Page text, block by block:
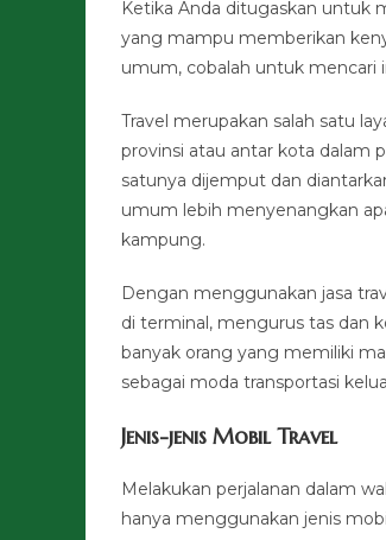
Ketika Anda ditugaskan untuk
yang mampu memberikan
umum, cobalah untuk mencari
Travel merupakan salah satu
provinsi atau antar kota dalam
satunya dijemput dan
umum lebih menyenangkan
kampung.
Dengan menggunakan jasa
di terminal, mengurus tas dan
banyak orang yang memiliki
sebagai moda transportasi
Jenis-jenis Mobil Travel
Melakukan perjalanan dalam
hanya menggunakan jenis